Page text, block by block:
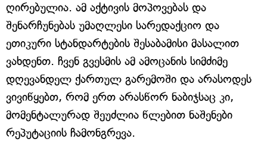
ღირებულია. ამ აქტივის მოპოვებას და
შენარჩუნებას უმაღლესი სარედაქციო და
ეთიკური სტანდარტების შესაბამისი მასალით
ვახდენთ. ჩვენ გვესმის ამ ამოცანის სიმძიმე
დღევანდელ ქართულ გარემოში და არასოდეს
ვივიწყებთ, რომ ერთ არასწორ ნაბიჯსაც კი,
მომენტალურად შეუძლია წლებით ნაშენები
რეპუტაციის ჩამონგრევა.